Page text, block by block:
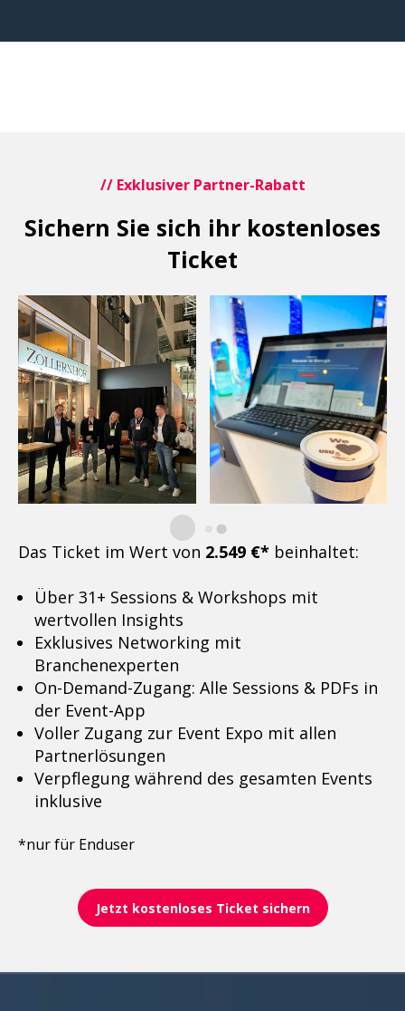
// Exklusiver Partner-Rabatt
Sichern Sie sich ihr kostenloses
Ticket
Das Ticket im Wert von 2.549 €* beinhaltet:
Über 31+ Sessions & Workshops mit
wertvollen Insights
Exklusives Networking mit
Branchenexperten
On-Demand-Zugang: Alle Sessions & PDFs in
der Event-App
Voller Zugang zur Event Expo mit allen
Partnerlösungen
Verpflegung während des gesamten Events
inklusive
*nur für Enduser
Jetzt kostenloses Ticket sichern